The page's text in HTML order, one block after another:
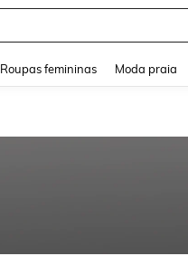
Roupas femininas Moda praia